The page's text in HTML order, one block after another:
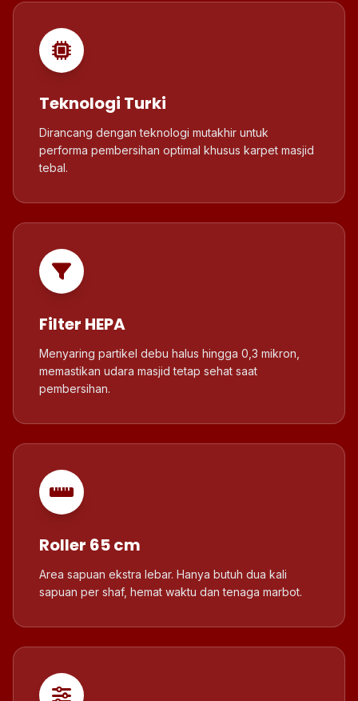
Teknologi Turki
Dirancang dengan teknologi mutakhir untuk
performa pembersihan optimal khusus karpet masjid
tebal.
Filter HEPA
Menyaring partikel debu halus hingga 0,3 mikron,
memastikan udara masjid tetap sehat saat
pembersihan.
Roller 65 cm
Area sapuan ekstra lebar. Hanya butuh dua kali
sapuan per shaf, hemat waktu dan tenaga marbot.